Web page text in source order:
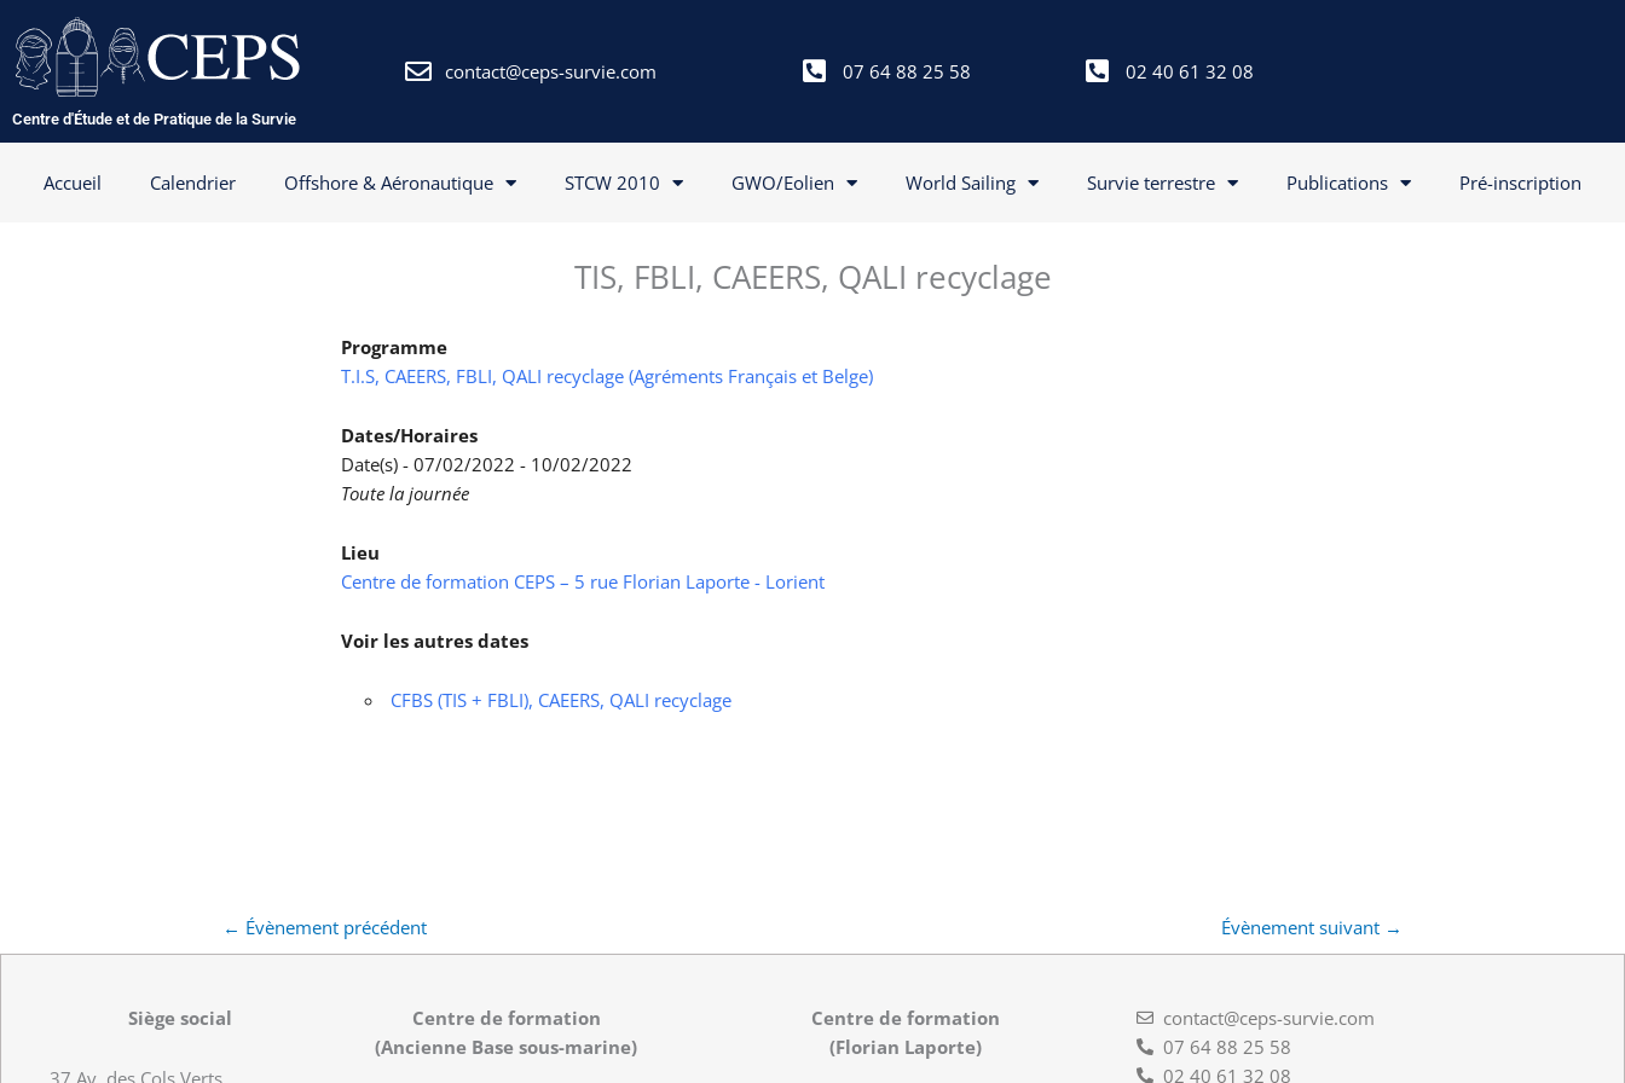
au
contenu
Centre d'Étude et de Pratique de la Survie
contact@ceps-survie.com 07 64 88 25 58 02 40 61 32 08
Accueil Calendrier Offshore & Aéronautique STCW 2010 GWO/Eolien World Sailing Survie terrestre Publications Pré-inscription
TIS, FBLI, CAEERS, QALI recyclage
Programme
T.I.S, CAEERS, FBLI, QALI recyclage (Agréments Français et Belge)
Dates/Horaires
Date(s) - 07/02/2022 - 10/02/2022
Toute la journée
Lieu
Centre de formation CEPS – 5 rue Florian Laporte - Lorient
Voir les autres dates
CFBS (TIS + FBLI), CAEERS, QALI recyclage
← Évènement précédent Évènement suivant →
Siège social
Centre de formation
(Ancienne Base sous-marine)
Centre de formation
(Florian Laporte)
contact@ceps-survie.com
07 64 88 25 58
02 40 61 32 08